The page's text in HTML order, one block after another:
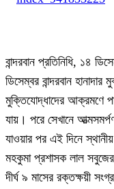
বান্দরবান প্রতিনিধি, ১৪
ডিসেম্বর বান্দরবান
মুক্তিযোদ্ধাদের আক্রমণে পাক
যায়। পরে সেখানে
যাওয়ার পর এই দিনে
মহকুমা প্রশাসক লাল
দীর্ঘ ৯ মাসের রক্তক্ষয়ী